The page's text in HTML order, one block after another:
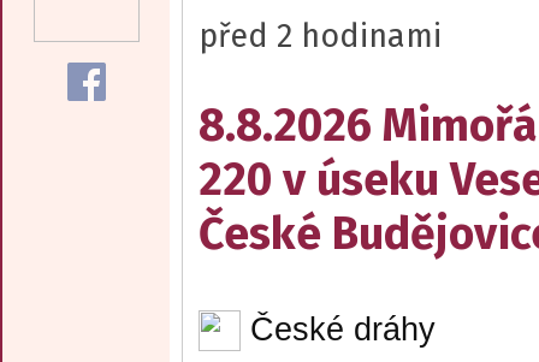
před 2 hodinami
8.8.2026
220 v úseku
České
České dráhy